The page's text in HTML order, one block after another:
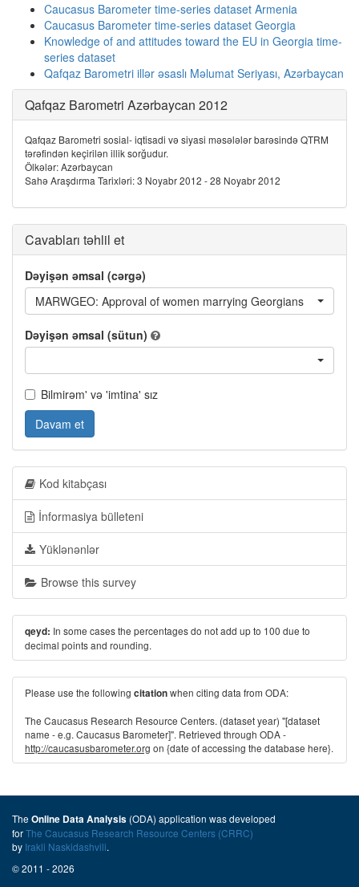
Caucasus Barometer time-series dataset Armenia
Caucasus Barometer time-series dataset Georgia
Knowledge of and attitudes toward the EU in Georgia time-
series dataset
Qafqaz Barometri illər əsaslı Məlumat Seriyası, Azərbaycan
Qafqaz Barometri Azərbaycan 2012
Qafqaz Barometri sosial- iqtisadi və siyasi məsələlər barəsində QTRM
tərəfindən keçirilən illik sorğudur.
Ölkələr: Azərbaycan
Sahə Araşdırma Tarixləri: 3 Noyabr 2012 - 28 Noyabr 2012
Cavabları təhlil et
Dəyişən əmsal (cərgə)
MARWGEO: Approval of women marrying Georgians
Dəyişən əmsal (sütun)
Bilmirəm' və 'imtina' sız
Davam et
Kod kitabçası
İnformasiya bülleteni
Yüklənənlər
Browse this survey
qeyd: In some cases the percentages do not add up to 100 due to
decimal points and rounding.
Please use the following citationwhen citing data from ODA:
The Caucasus Research Resource Centers. (dataset year) "[dataset
name - e.g. Caucasus Barometer]". Retrieved through ODA -
http://caucasusbarometer.org on {date of accessing the database here}.
The Online Data Analysis (ODA) application was developed
forThe Caucasus Research Resource Centers (CRRC)
by Irakli Naskidashvili.
© 2011 - 2026